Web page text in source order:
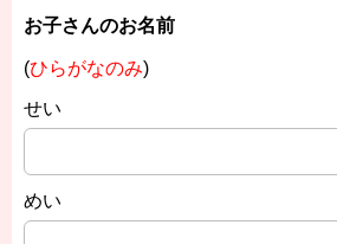
お子さんのお名前
(ひらがなのみ)
せい
めい